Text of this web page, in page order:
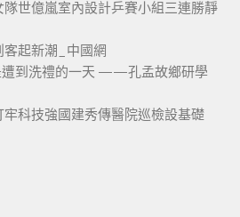
世億嵐室內設計乒賽小組三連勝靜
起新潮_中國網
遭到洗禮的一天 ——孔孟故鄉研學
科技強國建秀傳醫院巡檢設基礎